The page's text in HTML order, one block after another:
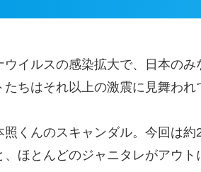
ウイルスの感染拡大で、日本の
たちはそれ以上の激震に見舞われ
照くんのスキャンダル。今回は
、ほとんどのジャニタレがアウ